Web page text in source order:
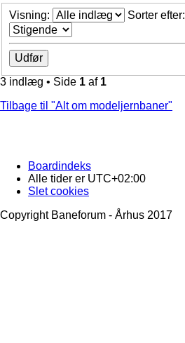
Visning: Sorter efter:
3 indlæg • Side 1 af 1
Tilbage til "Alt om modeljernbaner"
Boardindeks
Alle tider er UTC+02:00
Slet cookies
Copyright Baneforum - Århus 2017